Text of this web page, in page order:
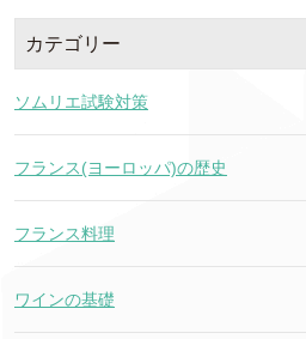
カテゴリー
ソムリエ試験対策
フランス(ヨーロッパ)の歴史
フランス料理
ワインの基礎